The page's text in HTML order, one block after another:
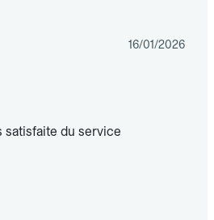
16/01/2026
satisfaite du service